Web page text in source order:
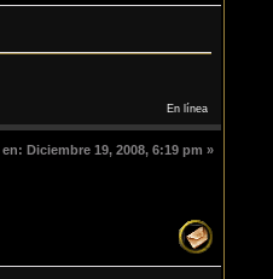
En línea
en: Diciembre 19, 2008, 6:19 pm »